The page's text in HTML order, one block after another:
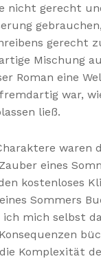
nicht gerecht
gerecht
Mischung
Roman eine
war,
ließ.
waren
eines
kostenloses
Sommers
mich selbst
Komplexität